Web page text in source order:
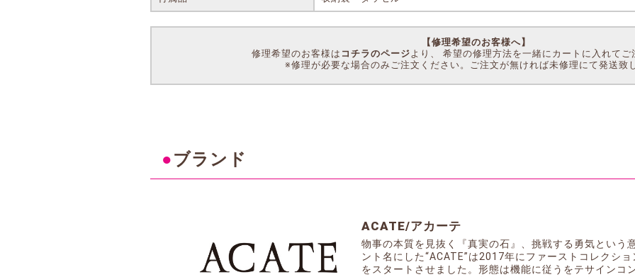
【修理希望のお客様へ】
修理希望のお客様は コチラのページ より、 希望の修理方法を一緒にカートに入れてご
※修理が必要な場合のみご注文ください。ご注文が無ければ未修理にて発送致
●ブランド
ACATE/アカーテ
物事の本質を見抜く『真実の石』、挑戦する勇気という
ント名にした“ACATE”は2017年にファーストコレクシ
をスタートさせました。形態は機能に従うをテサインコ